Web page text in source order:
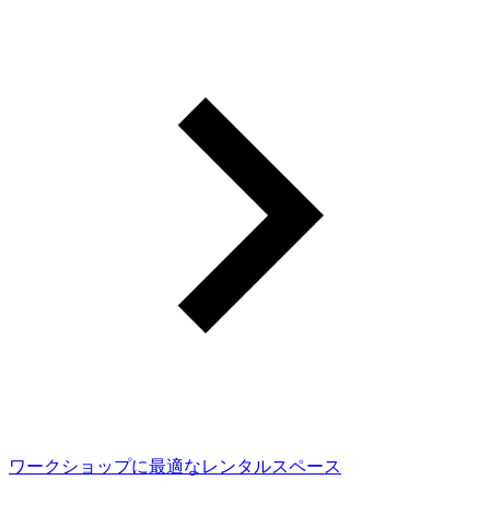
ワークショップに最適なレンタルスペース